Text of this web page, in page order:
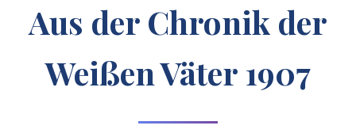
Aus der Chronik der
Weißen Väter 1907